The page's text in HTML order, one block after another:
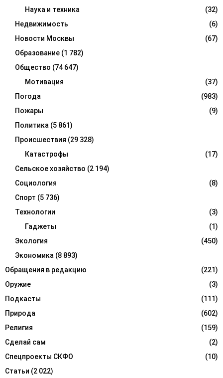
Наука и техника
(32)
Недвижимость
(6)
Новости Москвы
(67)
Образование (1 782)
Общество (74 647)
Мотивация
(37)
Погода
(983)
Пожары
(9)
Политика (5 861)
Происшествия (29 328)
Катастрофы
(17)
Сельское хозяйство (2 194)
Социология
(8)
Спорт (5 736)
Технологии
(3)
Гаджеты
(1)
Экология
(450)
Экономика (8 893)
Обращения в редакцию
(221)
Оружие
(3)
Подкасты
(111)
Природа
(602)
Религия
(159)
Сделай сам
(2)
Спецпроекты СКФО
(10)
Статьи (2 022)